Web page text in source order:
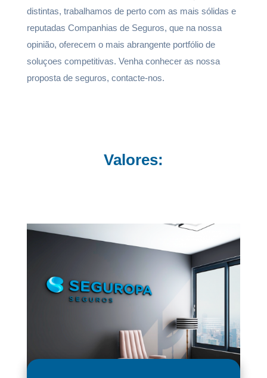
distintas, trabalhamos de perto com as mais sólidas e
reputadas Companhias de Seguros, que na nossa
opinião, oferecem o mais abrangente portfólio de
soluçoes competitivas. Venha conhecer as nossa
proposta de seguros, contacte-nos.
Valores: